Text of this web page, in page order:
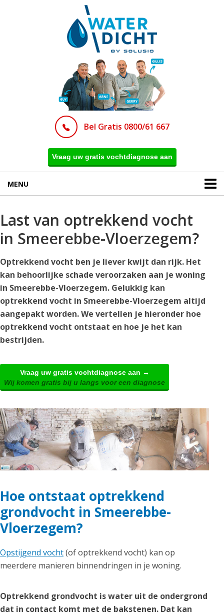
Bel Gratis 0800/61 667
Vraag uw gratis vochtdiagnose aan
MENU
Last van optrekkend vocht
in Smeerebbe-Vloerzegem?
Optrekkend vocht ben je liever kwijt dan rijk. Het
kan behoorlijke schade veroorzaken aan je woning
in Smeerebbe-Vloerzegem. Gelukkig kan
optrekkend vocht in Smeerebbe-Vloerzegem altijd
aangepakt worden. We vertellen je hieronder hoe
optrekkend vocht ontstaat en hoe je het kan
bestrijden.
Vraag uw gratis vochtdiagnose aan →
Wij komen gratis bij u langs voor een diagnose
Hoe ontstaat optrekkend
grondvocht in Smeerebbe-
Vloerzegem?
Opstijgend vocht(of optrekkend vocht) kan op
meerdere manieren binnendringen in je woning.
Optrekkend grondvocht is water uit de ondergrond
dat in contact komt met de bakstenen. Dat kan